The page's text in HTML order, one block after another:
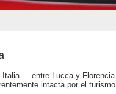
- - entre Lucca y
intacta por el turismo.